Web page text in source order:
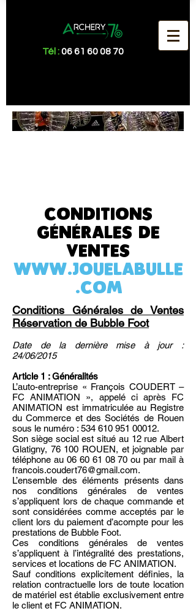
Tél :06 61 60 08 70
Conditions
Générales de
Ventes
www.jouelabulle
.com
Conditions Générales de Ventes
Réservation de Bubble Foot
Date de la dernière mise à jour :
24/06/2015
Article 1 : Généralités
L’auto-entreprise « François COUDERT –
FC ANIMATION », appelé ci après FC
ANIMATION est immatriculée au Registre
du Commerce et des Sociétés de Rouen
sous le numéro : 534 610 951 00012.
Son siège social est situé au 12 rue Albert
Glatigny, 76 100 ROUEN, et joignable par
téléphone au 06 60 61 08 70 ou par mail à
francois.coudert76@gmail.com.
L’ensemble des éléments présents dans
nos conditions générales de ventes
s’appliquent lors de chaque commande et
sont considérées comme acceptés par le
client lors du paiement d’acompte pour les
prestations de Bubble Foot.
Ces conditions générales de ventes
s’appliquent à l’intégralité des prestations,
services et locations de FC ANIMATION.
Sauf conditions explicitement définies, la
relation contractuelle lors de toute location
de matériel est établie exclusivement entre
le client et FC ANIMATION.